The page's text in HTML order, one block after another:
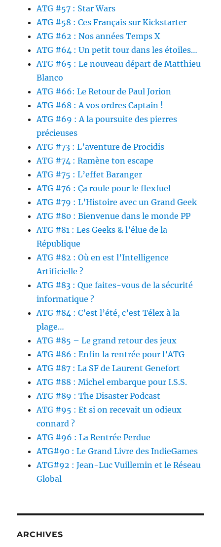
ATG #57 : Star Wars
ATG #58 : Ces Français sur Kickstarter
ATG #62 : Nos années Temps X
ATG #64 : Un petit tour dans les étoiles…
ATG #65 : Le nouveau départ de Matthieu
Blanco
ATG #66: Le Retour de Paul Jorion
ATG #68 : A vos ordres Captain !
ATG #69 : A la poursuite des pierres
précieuses
ATG #73 : L’aventure de Procidis
ATG #74 : Ramène ton escape
ATG #75 : L’effet Baranger
ATG #76 : Ça roule pour le flexfuel
ATG #79 : L’Histoire avec un Grand Geek
ATG #80 : Bienvenue dans le monde PP
ATG #81 : Les Geeks & l’élue de la
République
ATG #82 : Où en est l’Intelligence
Artificielle ?
ATG #83 : Que faites-vous de la sécurité
informatique ?
ATG #84 : C’est l’été, c’est Télex à la
plage…
ATG #85 – Le grand retour des jeux
ATG #86 : Enfin la rentrée pour l’ATG
ATG #87 : La SF de Laurent Genefort
ATG #88 : Michel embarque pour I.S.S.
ATG #89 : The Disaster Podcast
ATG #95 : Et si on recevait un odieux
connard ?
ATG #96 : La Rentrée Perdue
ATG#90 : Le Grand Livre des IndieGames
ATG#92 : Jean-Luc Vuillemin et le Réseau
Global
ARCHIVES